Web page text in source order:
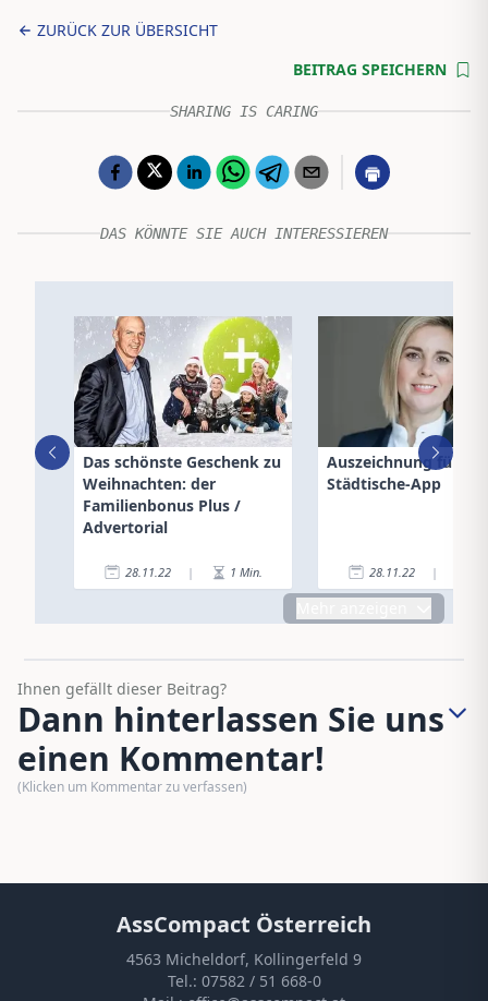
ZURÜCK ZUR ÜBERSICHT
BEITRAG SPEICHERN
SHARING IS CARING
DAS KÖNNTE SIE AUCH INTERESSIEREN
Das schönste Geschenk zu
Weihnachten: der
Familienbonus Plus /
Advertorial
28.11.22 | 1 Min.
Auszeichnung für
Städtische-App
28.11.22 |
Ihnen gefällt dieser Beitrag?
Dann hinterlassen Sie uns
einen Kommentar!
(Klicken um Kommentar zu verfassen)
AssCompact Österreich
4563 Micheldorf, Kollingerfeld 9
Tel.: 07582 / 51 668-0